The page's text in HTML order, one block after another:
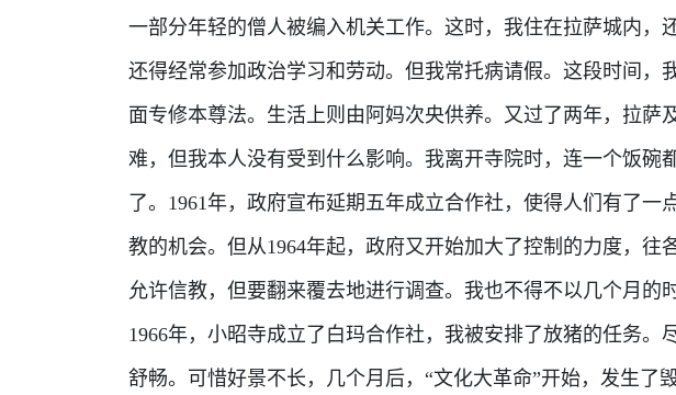
一部分年轻的僧人被编入机关工作。这时，我住在拉萨城内，
还得经常参加政治学习和劳动。但我常托病请假。这段时间，
面专修本尊法。生活上则由阿妈次央供养。又过了两年，拉萨
难，但我本人没有受到什么影响。我离开寺院时，连一个饭碗
了。1961年，政府宣布延期五年成立合作社，使得人们有了一
教的机会。但从1964年起，政府又开始加大了控制的力度，往
允许信教，但要翻来覆去地进行调查。我也不得不以几个月的
1966年，小昭寺成立了白玛合作社，我被安排了放猪的任务。
舒畅。可惜好景不长，几个月后，“文化大革命”开始，发生了